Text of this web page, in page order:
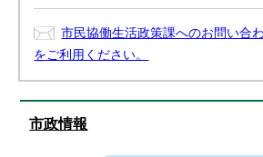
市民協働生活政策課へのお問い合
をご利用ください。
市政情報